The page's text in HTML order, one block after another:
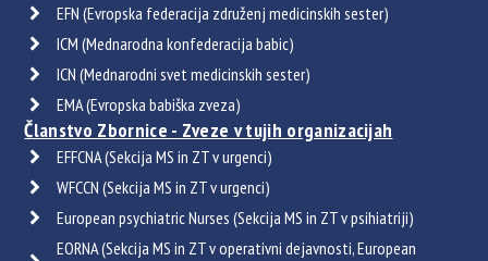
EFN (Evropska federacija združenj medicinskih sester)
ICM (Mednarodna konfederacija babic)
ICN (Mednarodni svet medicinskih sester)
EMA (Evropska babiška zveza)
Članstvo Zbornice - Zveze v tujih organizacijah
EFFCNA (Sekcija MS in ZT v urgenci)
WFCCN (Sekcija MS in ZT v urgenci)
European psychiatric Nurses (Sekcija MS in ZT v psihiatriji)
EORNA (Sekcija MS in ZT v operativni dejavnosti, European